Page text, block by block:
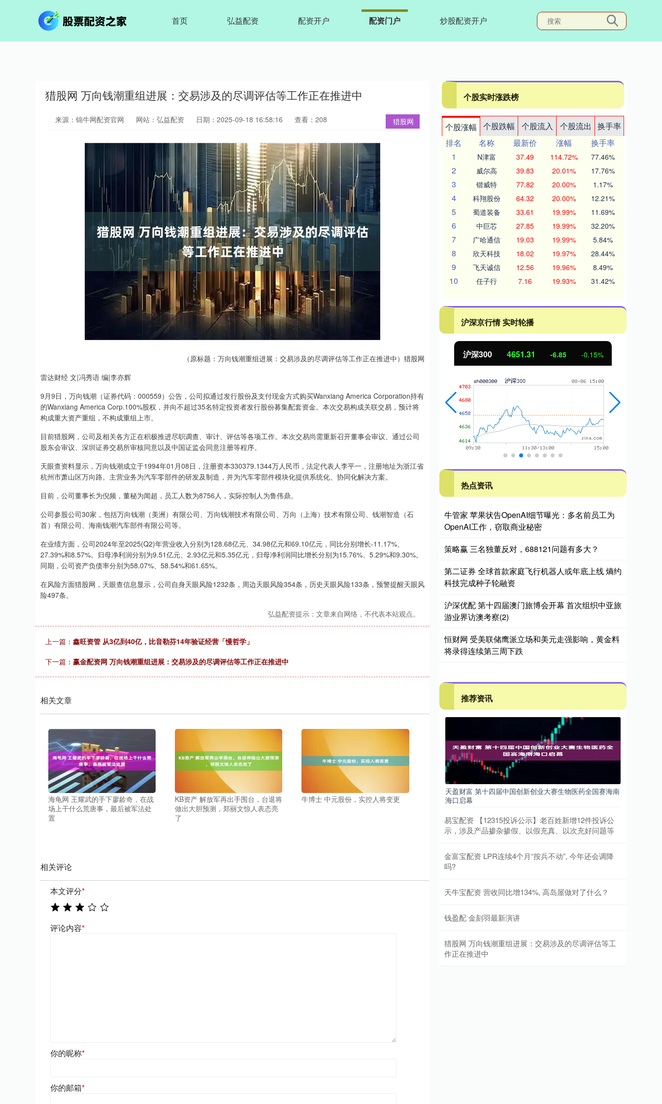
首页 弘益配资 配资开户 配资门户 炒股配资开户
猎股网 万向钱潮重组进展：交易涉及的尽调评估等工作正在推进中
猎股网
来源：锦牛网配资官网 网站：弘益配资 日期：2025-09-18 16:58:16 查看：208
（原标题：万向钱潮重组进展：交易涉及的尽调评估等工作正在推进中）猎股网
雷达财经 文|冯秀语 编|李亦辉
9月9日，万向钱潮（证券代码：000559）公告，公司拟通过发行股份及支付现金方式购买Wanxiang America Corporation持有
的Wanxiang America Corp.100%股权，并向不超过35名特定投资者发行股份募集配套资金。本次交易构成关联交易，预计将
构成重大资产重组，不构成重组上市。
目前猎股网，公司及相关各方正在积极推进尽职调查、审计、评估等各项工作。本次交易尚需重新召开董事会审议、通过公司
股东会审议、深圳证券交易所审核同意以及中国证监会同意注册等程序。
天眼查资料显示，万向钱潮成立于1994年01月08日，注册资本330379.1344万人民币，法定代表人李平一，注册地址为浙江省
杭州市萧山区万向路。主营业务为汽车零部件的研发及制造，并为汽车零部件模块化提供系统化、协同化解决方案。
目前，公司董事长为倪频，董秘为闻超，员工人数为8756人，实际控制人为鲁伟鼎。
公司参股公司30家，包括万向钱潮（美洲）有限公司、万向钱潮技术有限公司、万向（上海）技术有限公司、钱潮智造（石
首）有限公司、海南钱潮汽车部件有限公司等。
在业绩方面，公司2024年至2025(Q2)年营业收入分别为128.68亿元、34.98亿元和69.10亿元，同比分别增长-11.17%、
27.39%和8.57%。归母净利润分别为9.51亿元、2.93亿元和5.35亿元，归母净利润同比增长分别为15.76%、5.29%和9.30%。
同期，公司资产负债率分别为58.07%、58.54%和61.65%。
在风险方面猎股网，天眼查信息显示，公司自身天眼风险1232条，周边天眼风险354条，历史天眼风险133条，预警提醒天眼风
险497条。
弘益配资提示：文章来自网络，不代表本站观点。
上一篇： 鑫旺资管 从3亿到40亿，比音勒芬14年验证经营「慢哲学」
下一篇： 赢金配资网 万向钱潮重组进展：交易涉及的尽调评估等工作正在推进中
相关文章
海龟网 王耀武的手下廖龄奇，在战
场上干什么荒唐事，最后被军法处
置
KB资产 解放军再出手围台，台退将
做出大胆预测，郑丽文惊人表态亮
了
牛博士 中元股份，实控人将变更
相关评论
本文评分*
评论内容*
你的昵称*
你的邮箱*
个股实时涨跌榜
个股涨幅 个股跌幅 个股流入 个股流出
换手率
排名
名称 最新价 涨幅
换手率
1
N津富 37.49 114.72% 77.46%
2 威尔高 39.83 20.01% 17.76%
3 锴威特 77.82 20.00% 1.17%
4 科翔股份 64.32 20.00% 12.21%
5 蜀道装备 33.61 19.99% 11.69%
6 中巨芯 27.85 19.99% 32.20%
7 广哈通信 19.03 19.99% 5.84%
8 欣天科技 18.02 19.97% 28.44%
9 飞天诚信 12.56 19.96% 8.49%
10 任子行 7.16 19.93% 31.42%
沪深京行情 实时轮播
深证成指 14110.12 -34.08 -0.24% 沪深300 4651.31 -0.15% 北证50 1122.88
热点资讯
牛管家 苹果状告OpenAI细节曝光：多名前员工为
OpenAI工作，窃取商业秘密
策略赢 三名独董反对，688121问题有多大？
第二证券 全球首款家庭飞行机器人或年底上线 熵约
科技完成种子轮融资
沪深优配 第十四届澳门旅博会开幕 首次组织中亚旅
游业界访澳考察(2)
恒财网 受美联储鹰派立场和美元走强影响，黄金料
将录得连续第三周下跌
推荐资讯
天盈财富 第十四届中国创新创业大赛生物医药全国赛海南
海口启幕
易宝配资 【12315投诉公示】老百姓新增12件投诉公
示，涉及产品掺杂掺假、以假充真、以次充好问题等
金富宝配资 LPR连续4个月“按兵不动”, 今年还会调降
吗?
天牛宝配资 营收同比增134%, 高岛屋做对了什么？
钱盈配 金刻羽最新演讲
猎股网 万向钱潮重组进展：交易涉及的尽调评估等工
作正在推进中